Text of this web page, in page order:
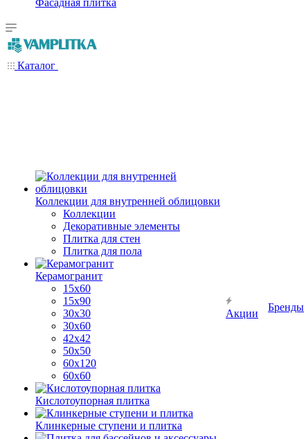
Фасадная плитка
Каталог
Коллекции для внутренней облицовки
Коллекции
Декоративные элементы
Плитка для стен
Плитка для пола
Керамогранит
15х60
15x90
30х30
30х60
42х42
50х50
60х120
60х60
Кислотоупорная плитка
Клинкерные ступени и плитка
Акции
Бренды